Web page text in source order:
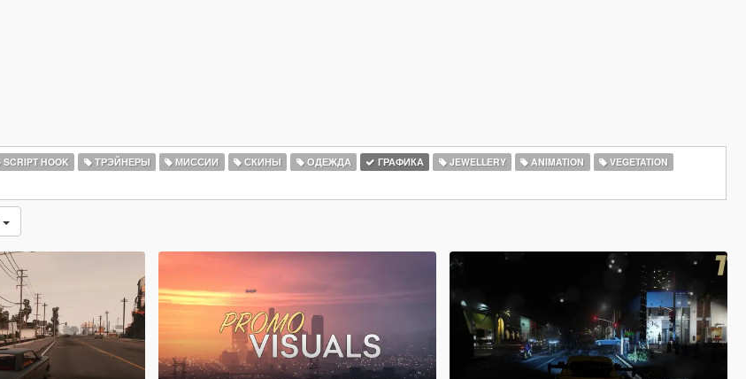
SCRIPT HOOK ТРЭЙНЕРЫ МИССИИ СКИНЫ ОДЕЖДА ГРАФИКА JEWELLERY ANIMATION
VEGETATION